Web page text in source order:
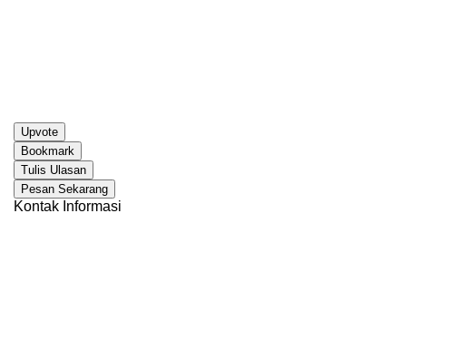
Upvote
Bookmark
Tulis Ulasan
Pesan Sekarang
Kontak Informasi